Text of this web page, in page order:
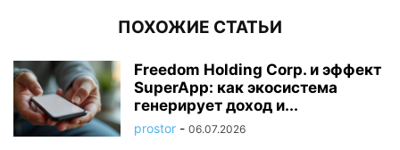
ПОХОЖИЕ СТАТЬИ
Freedom Holding Corp. и эффект
SuperApp: как экосистема
генерирует доход и...
prostor - 06.07.2026